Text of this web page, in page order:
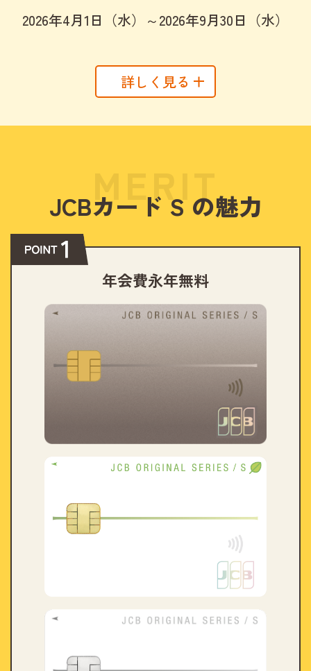
2026年4月1日（水）～2026年9月30日（水）
詳しく見る
MERIT
JCBカード S の魅力
年会費永年無料